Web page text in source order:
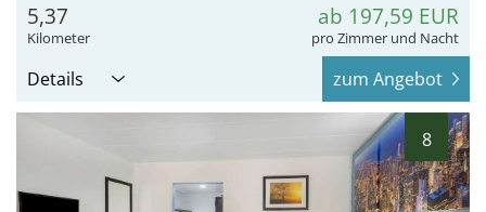
5,37
Kilometer
ab 197,59 EUR
pro Zimmer und Nacht
Details zum Angebot
8